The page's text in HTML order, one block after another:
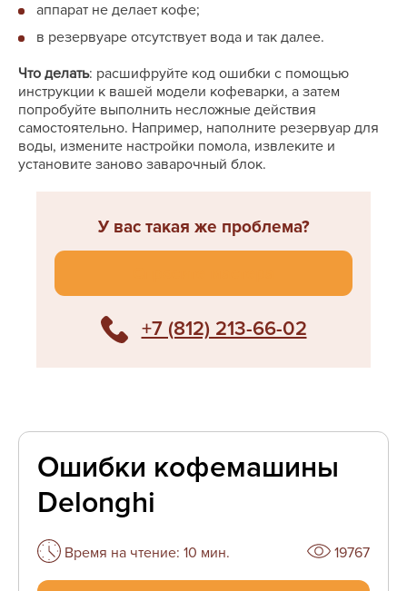
аппарат не делает кофе;
в резервуаре отсутствует вода и так далее.
Что делать: расшифруйте код ошибки с помощью
инструкции к вашей модели кофеварки, а затем
попробуйте выполнить несложные действия
самостоятельно. Например, наполните резервуар для
воды, измените настройки помола, извлеките и
установите заново заварочный блок.
У вас такая же проблема?
+7 (812) 213-66-02
Ошибки кофемашины
Delonghi
Время на чтение: 10 мин. 19767